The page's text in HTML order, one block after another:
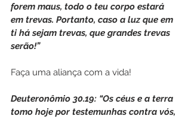
forem maus, todo o teu corpo estará
em trevas. Portanto, caso a luz que em
ti há sejam trevas, que grandes trevas
serão!”
Faça uma aliança com a vida!
Deuteronômio 30.19: “Os céus e a terra
tomo hoje por testemunhas contra vós,